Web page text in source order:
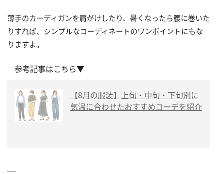
薄手のカーディガンを肩がけしたり、暑くなったら腰に巻いた
りすれば、シンプルなコーディネートのワンポイントにもな
りますよ。
参考記事はこちら▼
【8月の服装】上旬・中旬・下旬別に
気温に合わせたおすすめコーデを紹介